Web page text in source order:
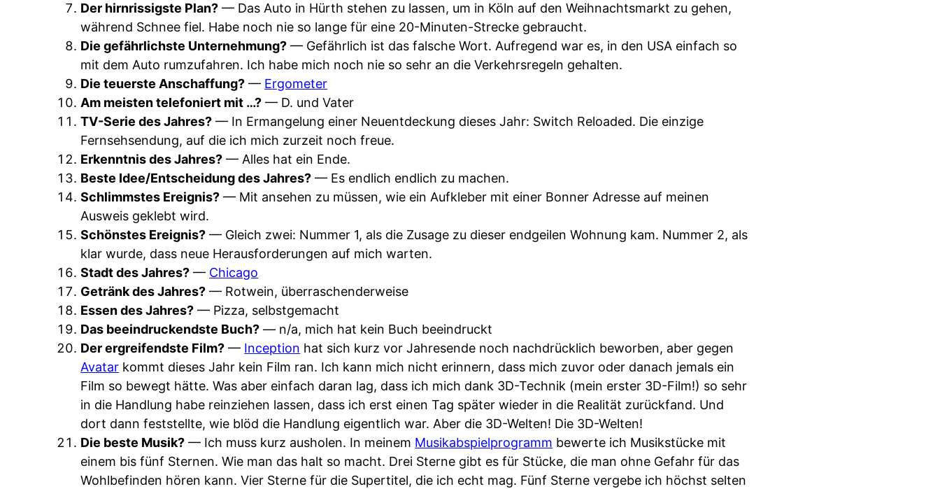
Der hirnrissigste Plan? — Das Auto in Hürth stehen zu lassen, um in Köln auf den Weihnachtsmarkt zu gehen,
während Schnee fiel. Habe noch nie so lange für eine 20-Minuten-Strecke gebraucht.
Die gefährlichste Unternehmung? — Gefährlich ist das falsche Wort. Aufregend war es, in den USA einfach so
mit dem Auto rumzufahren. Ich habe mich noch nie so sehr an die Verkehrsregeln gehalten.
Die teuerste Anschaffung? — Ergometer
Am meisten telefoniert mit …? — D. und Vater
TV-Serie des Jahres? — In Ermangelung einer Neuentdeckung dieses Jahr: Switch Reloaded. Die einzige
Fernsehsendung, auf die ich mich zurzeit noch freue.
Erkenntnis des Jahres? — Alles hat ein Ende.
Beste Idee/Entscheidung des Jahres? — Es endlich endlich zu machen.
Schlimmstes Ereignis? — Mit ansehen zu müssen, wie ein Aufkleber mit einer Bonner Adresse auf meinen
Ausweis geklebt wird.
Schönstes Ereignis? — Gleich zwei: Nummer 1, als die Zusage zu dieser endgeilen Wohnung kam. Nummer 2, als
klar wurde, dass neue Herausforderungen auf mich warten.
Stadt des Jahres? — Chicago
Getränk des Jahres? — Rotwein, überraschenderweise
Essen des Jahres? — Pizza, selbstgemacht
Das beeindruckendste Buch? — n/a, mich hat kein Buch beeindruckt
Der ergreifendste Film? — Inception hat sich kurz vor Jahresende noch nachdrücklich beworben, aber gegen
Avatar kommt dieses Jahr kein Film ran. Ich kann mich nicht erinnern, dass mich zuvor oder danach jemals ein
Film so bewegt hätte. Was aber einfach daran lag, dass ich mich dank 3D-Technik (mein erster 3D-Film!) so sehr
in die Handlung habe reinziehen lassen, dass ich erst einen Tag später wieder in die Realität zurückfand. Und
dort dann feststellte, wie blöd die Handlung eigentlich war. Aber die 3D-Welten! Die 3D-Welten!
Die beste Musik? — Ich muss kurz ausholen. In meinem Musikabspielprogramm bewerte ich Musikstücke mit
einem bis fünf Sternen. Wie man das halt so macht. Drei Sterne gibt es für Stücke, die man ohne Gefahr für das
Wohlbefinden hören kann. Vier Sterne für die Supertitel, die ich echt mag. Fünf Sterne vergebe ich höchst selten